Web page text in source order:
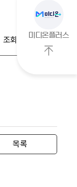
조회수 1,495
목록
미디온플러스
동